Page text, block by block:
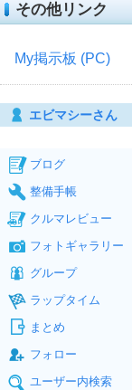
その他リンク
My掲示板 (PC)
エビマシーさん
ブログ
整備手帳
クルマレビュー
フォトギャラリー
グループ
ラップタイム
まとめ
フォロー
ユーザー内検索